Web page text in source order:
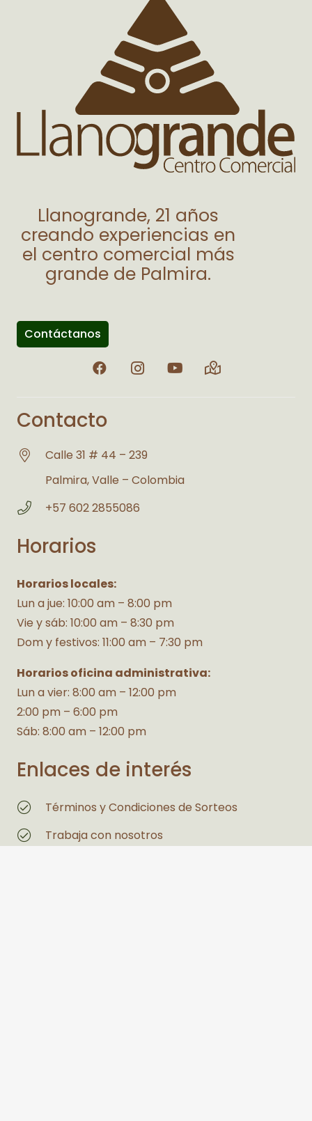
Llanogrande, 21 años
creando experiencias en
el centro comercial más
grande de Palmira.
Contáctanos
Contacto
Calle 31 # 44 – 239
Palmira, Valle – Colombia
+57 602 2855086
Horarios
Horarios locales:
Lun a jue: 10:00 am – 8:00 pm
Vie y sáb: 10:00 am – 8:30 pm
Dom y festivos: 11:00 am – 7:30 pm
Horarios oficina administrativa:
Lun a vier: 8:00 am – 12:00 pm
2:00 pm – 6:00 pm
Sáb: 8:00 am – 12:00 pm
Enlaces de interés
Términos y Condiciones de Sorteos
Trabaja con nosotros